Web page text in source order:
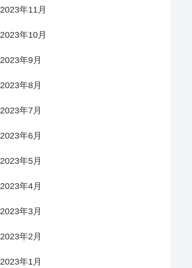
2023年11月
2023年10月
2023年9月
2023年8月
2023年7月
2023年6月
2023年5月
2023年4月
2023年3月
2023年2月
2023年1月